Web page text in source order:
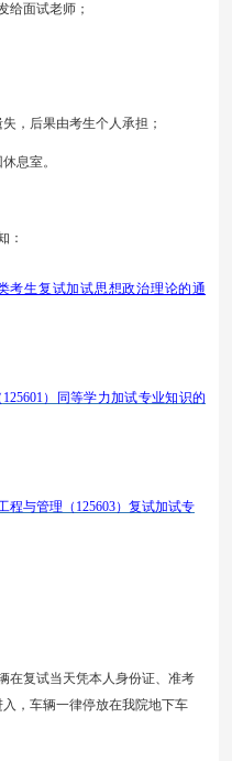
给面试老师；
，后果由考生个人承担；
息室。
：
考生复试加试思想政治理论的通
125601）同等学力加试专业知识的
程与管理（ 125603）复试加试专
在复试当天凭本人身份证、准考
，车辆一律停放在我院地下车